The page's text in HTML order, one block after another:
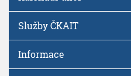
Služby ČKAIT
Informace